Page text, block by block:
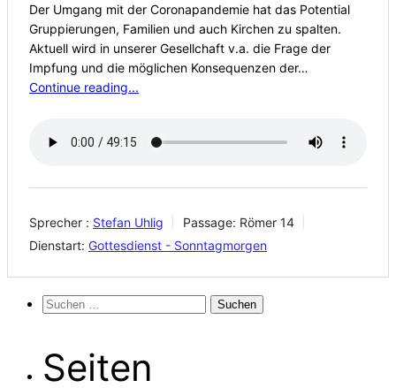
Der Umgang mit der Coronapandemie hat das Potential
Gruppierungen, Familien und auch Kirchen zu spalten.
Aktuell wird in unserer Gesellchaft v.a. die Frage der
Impfung und die möglichen Konsequenzen der…
Continue reading...
Sprecher : Stefan Uhlig Passage: Römer 14
Dienstart: Gottesdienst - Sonntagmorgen
Suchen
Seiten